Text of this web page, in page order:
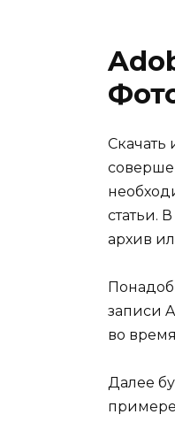
статьи.
архив
записи
во
Далее